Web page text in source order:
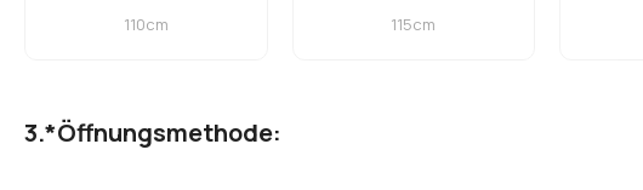
110cm 115cm
*Öffnungsmethode: